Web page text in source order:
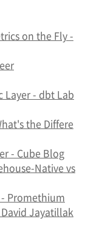
on the Fly -
Layer - dbt Lab
the Differe
- Cube Blog
Native vs
Promethium
Jayatillak